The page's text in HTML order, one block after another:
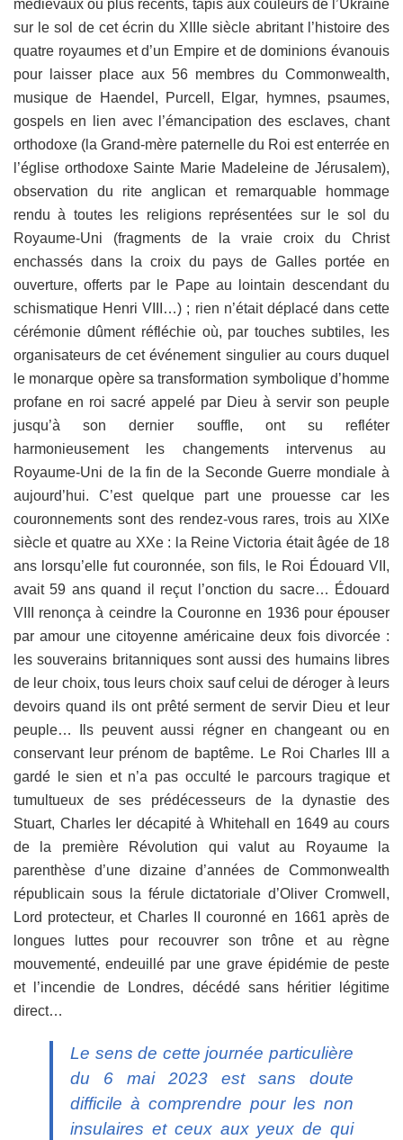
médiévaux ou plus récents, tapis aux couleurs de l’Ukraine
sur le sol de cet écrin du XIIIe siècle abritant l’histoire des
quatre royaumes et d’un Empire et de dominions évanouis
pour laisser place aux 56 membres du Commonwealth,
musique de Haendel, Purcell, Elgar, hymnes, psaumes,
gospels en lien avec l’émancipation des esclaves, chant
orthodoxe (la Grand-mère paternelle du Roi est enterrée en
l’église orthodoxe Sainte Marie Madeleine de Jérusalem),
observation du rite anglican et remarquable hommage
rendu à toutes les religions représentées sur le sol du
Royaume-Uni (fragments de la vraie croix du Christ
enchassés dans la croix du pays de Galles portée en
ouverture, offerts par le Pape au lointain descendant du
schismatique Henri VIII…) ; rien n’était déplacé dans cette
cérémonie dûment réfléchie où, par touches subtiles, les
organisateurs de cet événement singulier au cours duquel
le monarque opère sa transformation symbolique d’homme
profane en roi sacré appelé par Dieu à servir son peuple
jusqu’à son dernier souffle, ont su refléter
harmonieusement les changements intervenus au
Royaume-Uni de la fin de la Seconde Guerre mondiale à
aujourd’hui. C’est quelque part une prouesse car les
couronnements sont des rendez-vous rares, trois au XIXe
siècle et quatre au XXe : la Reine Victoria était âgée de 18
ans lorsqu’elle fut couronnée, son fils, le Roi Édouard VII,
avait 59 ans quand il reçut l’onction du sacre… Édouard
VIII renonça à ceindre la Couronne en 1936 pour épouser
par amour une citoyenne américaine deux fois divorcée :
les souverains britanniques sont aussi des humains libres
de leur choix, tous leurs choix sauf celui de déroger à leurs
devoirs quand ils ont prêté serment de servir Dieu et leur
peuple… Ils peuvent aussi régner en changeant ou en
conservant leur prénom de baptême. Le Roi Charles III a
gardé le sien et n’a pas occulté le parcours tragique et
tumultueux de ses prédécesseurs de la dynastie des
Stuart, Charles Ier décapité à Whitehall en 1649 au cours
de la première Révolution qui valut au Royaume la
parenthèse d’une dizaine d’années de Commonwealth
républicain sous la férule dictatoriale d’Oliver Cromwell,
Lord protecteur, et Charles II couronné en 1661 après de
longues luttes pour recouvrer son trône et au règne
mouvementé, endeuillé par une grave épidémie de peste
et l’incendie de Londres, décédé sans héritier légitime
direct…
Le sens de cette journée particulière
du 6 mai 2023 est sans doute
difficile à comprendre pour les non
insulaires et ceux aux yeux de qui